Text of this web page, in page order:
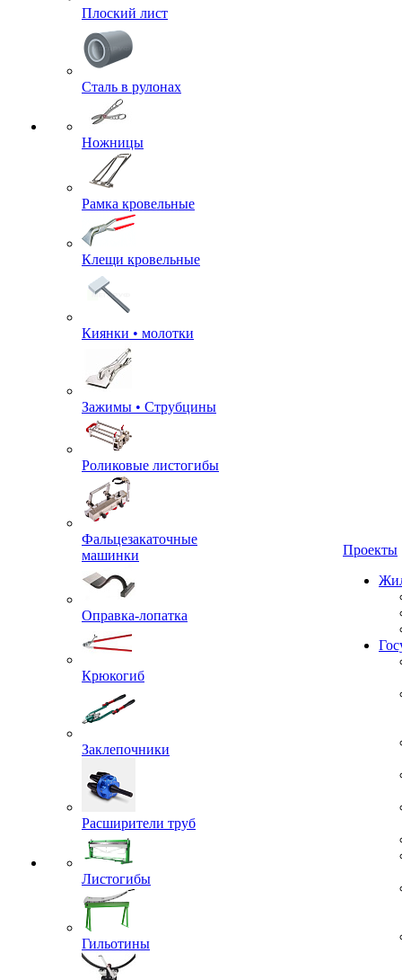
Плоский лист
Сталь в рулонах
Ножницы
Рамка кровельные
Клещи кровельные
Киянки • молотки
Зажимы • Струбцины
Роликовые листогибы
Фальцезакаточные
машинки
Оправка-лопатка
Крюкогиб
Заклепочники
Расширители труб
Листогибы
Гильотины
Проекты